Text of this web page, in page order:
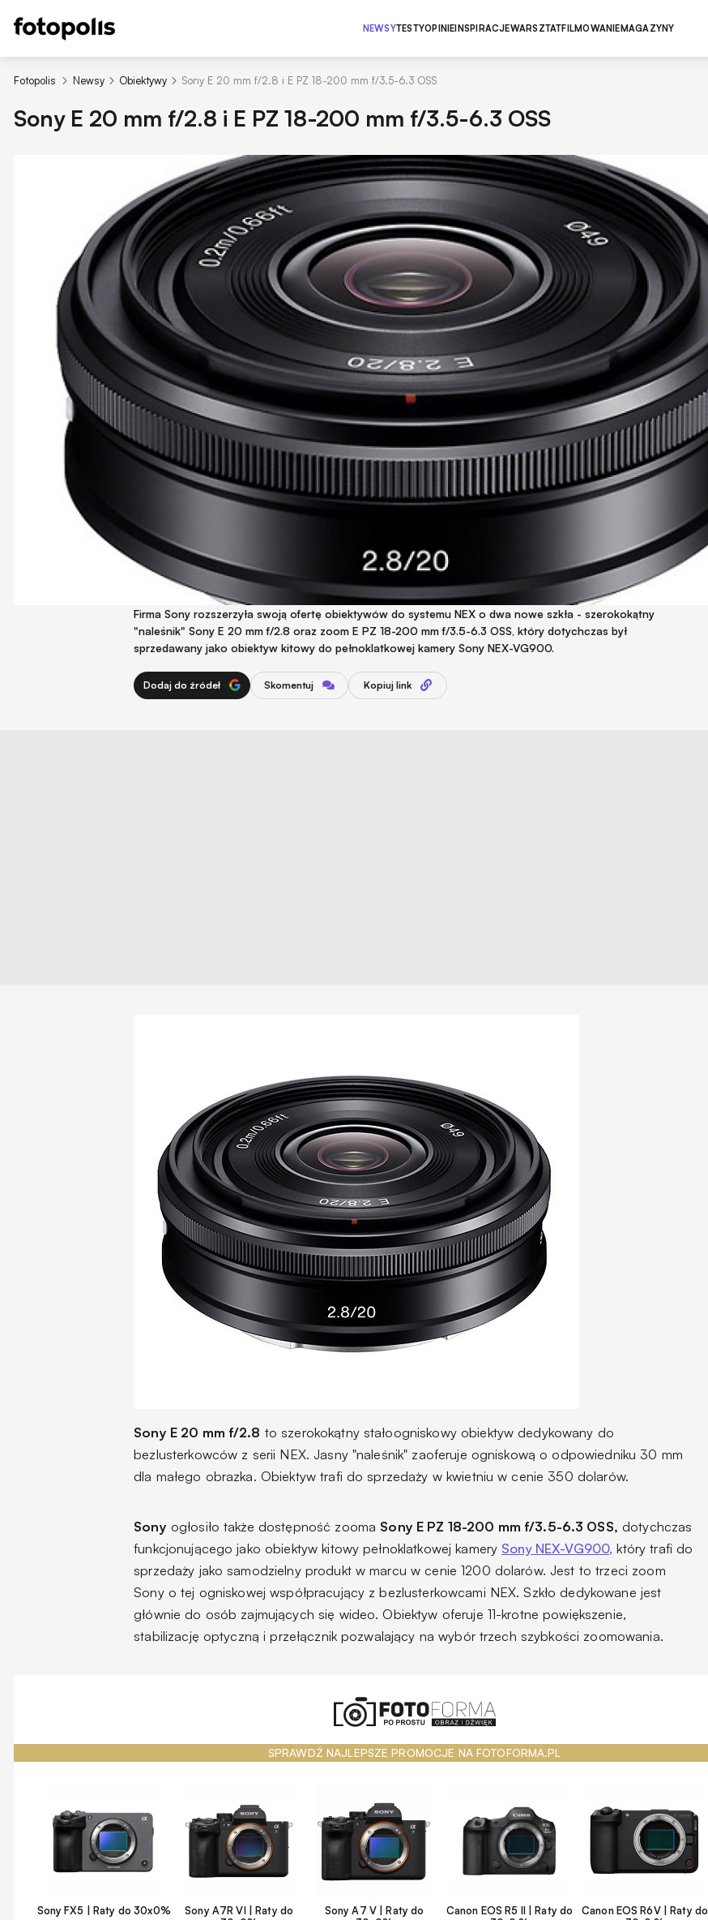
NEWSYTESTYOPINIEINSPIRACJEWARSZTATFILMOWANIEMAGAZYNY
Fotopolis Newsy Obiektywy Sony E 20 mm f/2.8 i E PZ 18-200 mm f/3.5-6.3 OSS
Sony E 20 mm f/2.8 i E PZ 18-200 mm f/3.5-6.3 OSS
Firma Sony rozszerzyła swoją ofertę obiektywów do systemu NEX o dwa nowe szkła - szerokokątny
"naleśnik" Sony E 20 mm f/2.8 oraz zoom E PZ 18-200 mm f/3.5-6.3 OSS, który dotychczas był
sprzedawany jako obiektyw kitowy do pełnoklatkowej kamery Sony NEX-VG900.
Dodaj do źródeł Skomentuj Kopiuj link
Sony E 20 mm f/2.8 to szerokokątny stałoogniskowy obiektyw dedykowany do
bezlusterkowców z serii NEX. Jasny "naleśnik" zaoferuje ogniskową o odpowiedniku 30 mm
dla małego obrazka. Obiektyw trafi do sprzedaży w kwietniu w cenie 350 dolarów.
Sony ogłosiło także dostępność zooma Sony E PZ 18-200 mm f/3.5-6.3 OSS, dotychczas
funkcjonującego jako obiektyw kitowy pełnoklatkowej kamery Sony NEX-VG900, który trafi do
sprzedaży jako samodzielny produkt w marcu w cenie 1200 dolarów. Jest to trzeci zoom
Sony o tej ogniskowej współpracujący z bezlusterkowcami NEX. Szkło dedykowane jest
głównie do osób zajmujących się wideo. Obiektyw oferuje 11-krotne powiększenie,
stabilizację optyczną i przełącznik pozwalający na wybór trzech szybkości zoomowania.
SPRAWDŹ NAJLEPSZE PROMOCJE NA FOTOFORMA.PL
Sony FX5 | Raty do 30x0%
Sony A7R VI | Raty do
Sony A7 V | Raty do
Canon EOS R5 II | Raty do
Canon EOS R6V | Raty do